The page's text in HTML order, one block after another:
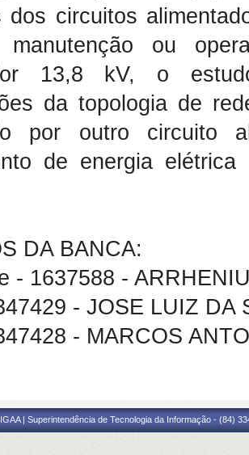
dos circuitos
ou
13,8 kV, o
da topologia de
por outro circuito
de energia
DA BANCA:
- 1637588 -
- JOSE LUIZ DA
- MARCOS
| Superintendência de Tecnologia da Informação - (84)